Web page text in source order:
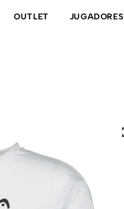
OUTLET JUGADORES